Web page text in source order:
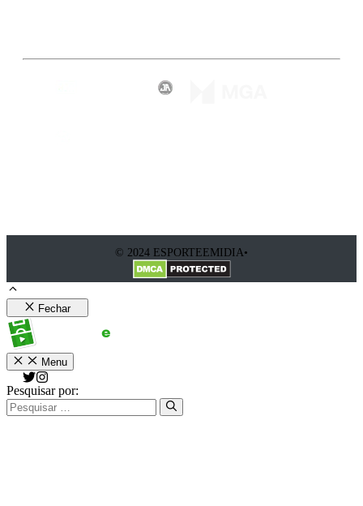
© 2024 ESPORTEEMIDIA•
Fechar
Menu
Pesquisar por: